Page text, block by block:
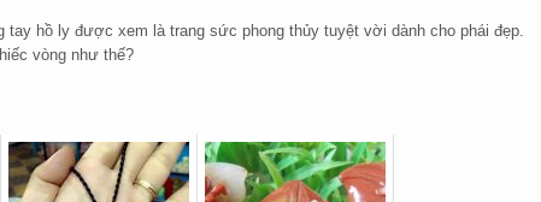
tay hồ ly được xem là trang sức phong thủy tuyệt vời dành cho phái đẹp.
vòng như thế?